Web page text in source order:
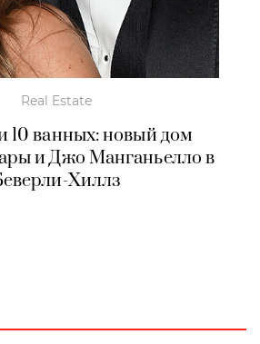
Real Estate
10 ванных: новый дом
и Джо Манганьелло в
Хиллз